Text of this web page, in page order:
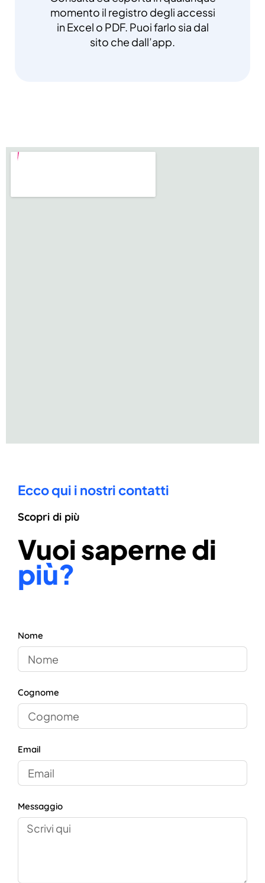
momento il registro degli accessi
in Excel o PDF. Puoi farlo sia dal
sito che dall’app.
Ecco qui i nostri contatti
Scopri di più
Vuoi saperne di
più?
Nome
Cognome
Email
Messaggio